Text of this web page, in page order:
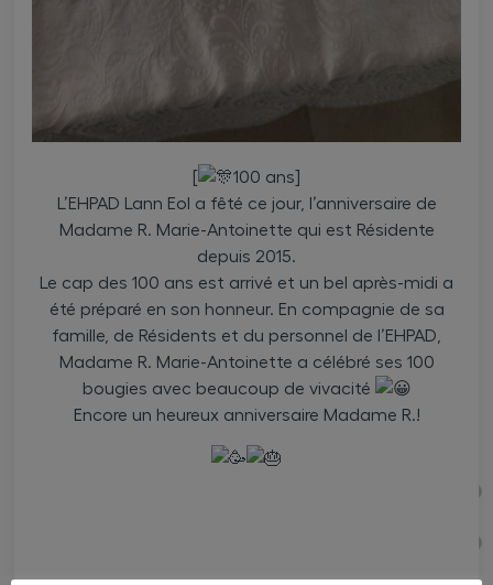
100 ans]
L’EHPAD Lann Eol a fêté ce jour, l’anniversaire de
Madame R. Marie-Antoinette qui est Résidente
depuis 2015.
Le cap des 100 ans est arrivé et un bel après-midi a
été préparé en son honneur. En compagnie de sa
famille, de Résidents et du personnel de l’EHPAD,
Madame R. Marie-Antoinette a célébré ses 100
bougies avec beaucoup de vivacité
Encore un heureux anniversaire Madame R.!